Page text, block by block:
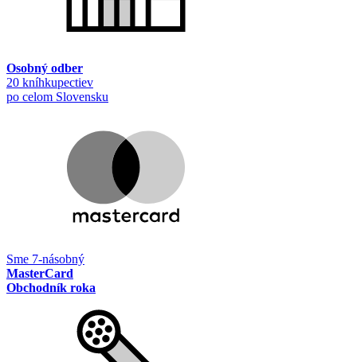
Osobný odber
20 kníhkupectiev
po celom Slovensku
Sme 7-násobný
MasterCard
Obchodník roka